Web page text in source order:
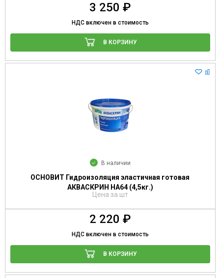
3 250 ₽
НДС включен в стоимость
В КОРЗИНУ
В наличии
ОСНОВИТ Гидроизоляция эластичная готовая
АКВАСКРИН НА64 (4,5кг.)
Цена за шт
2 220 ₽
НДС включен в стоимость
В КОРЗИНУ